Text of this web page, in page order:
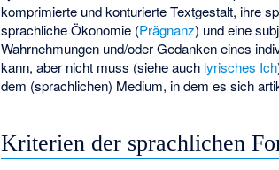
komprimierte und konturierte Textgestalt, ihre
sprachliche Ökonomie (Prägnanz) und eine
Wahrnehmungen und/oder Gedanken eines
kann, aber nicht muss (siehe auch lyrisches Ich
dem (sprachlichen) Medium, in dem es sich
Kriterien der sprachlichen